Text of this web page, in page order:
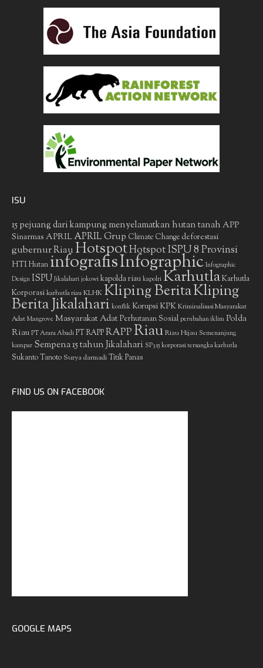
ISU
15 pejuang dari kampung menyelamatkan hutan tanah APP
Sinarmas APRIL APRIL Grup Climate Change deforestasi
gubernur RiauHotspotHotspot ISPU 8 Provinsi
HTIHutan infografisInfographic Infographic
Design ISPU Jikalahari jokowi kapolda riau kapolri KarhutlaKarhutla
Korporasikarhutla riauKLHKKliping BeritaKliping
Berita Jikalahari konflik Korupsi KPKKriminalisasi Masyarakat
Adat Mangrove Masyarakat AdatPerhutanan Sosial perubahan iklim Polda
Riau PT Arara Abadi PT RAPPRAPPRiauRiau Hijau Semenanjung
kampar Sempena 15 tahun Jikalahari SP3 15 korporasi tersangka karhutla
Sukanto Tanoto Surya darmadiTitik Panas
FIND US ON FACEBOOK
GOOGLE MAPS